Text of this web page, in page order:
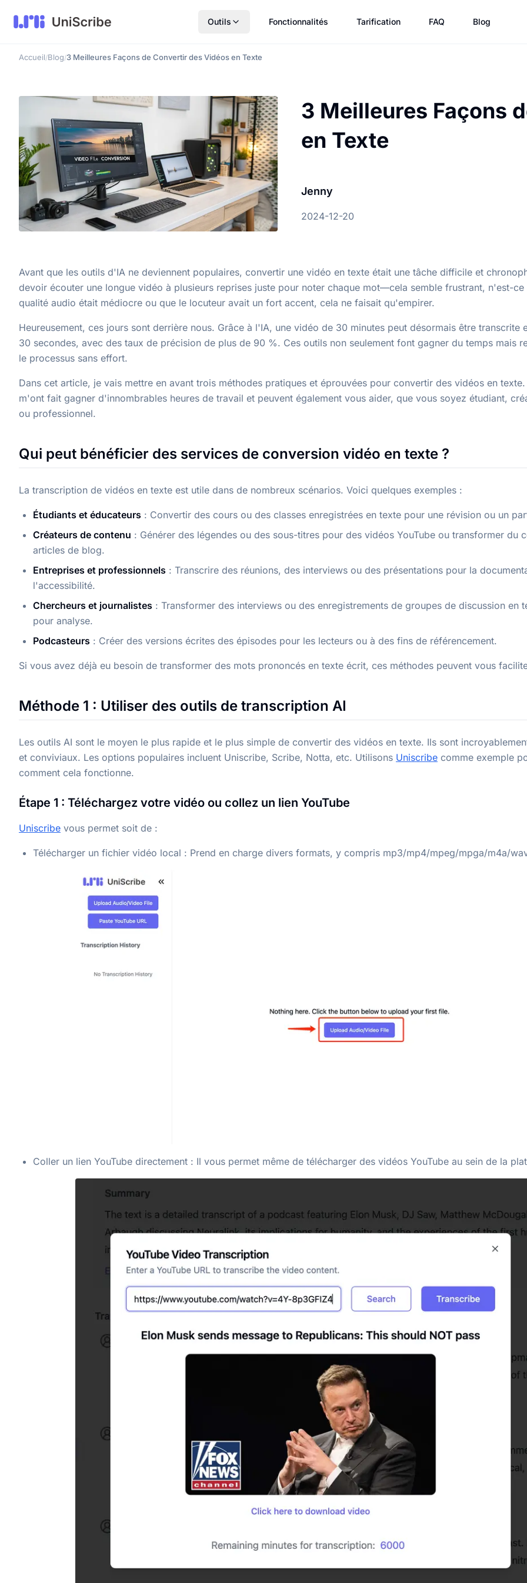
Outils Fonctionnalités Tarification FAQ Blog
Accueil/Blog/3 Meilleures Façons de Convertir des Vidéos en Texte
3 Meilleures Façons
en Texte
Jenny
2024-12-20
Avant que les outils d'IA ne deviennent populaires, convertir une vidéo en texte était une tâche difficile et
devoir écouter une longue vidéo à plusieurs reprises juste pour noter chaque mot—cela semble frustrant, n'est-ce
qualité audio était médiocre ou que le locuteur avait un fort accent, cela ne faisait qu'empirer.
Heureusement, ces jours sont derrière nous. Grâce à l'IA, une vidéo de 30 minutes peut désormais être transcrite
30 secondes, avec des taux de précision de plus de 90 %. Ces outils non seulement font gagner du temps mais
le processus sans effort.
Dans cet article, je vais mettre en avant trois méthodes pratiques et éprouvées pour convertir des vidéos en
m'ont fait gagner d'innombrables heures de travail et peuvent également vous aider, que vous soyez étudiant,
ou professionnel.
Qui peut bénéficier des services de conversion vidéo en texte ?
La transcription de vidéos en texte est utile dans de nombreux scénarios. Voici quelques exemples :
Étudiants et éducateurs : Convertir des cours ou des classes enregistrées en texte pour une révision ou un
Créateurs de contenu : Générer des légendes ou des sous-titres pour des vidéos YouTube ou transformer du
articles de blog.
Entreprises et professionnels : Transcrire des réunions, des interviews ou des présentations pour la
l'accessibilité.
Chercheurs et journalistes : Transformer des interviews ou des enregistrements de groupes de discussion en
pour analyse.
Podcasteurs : Créer des versions écrites des épisodes pour les lecteurs ou à des fins de référencement.
Si vous avez déjà eu besoin de transformer des mots prononcés en texte écrit, ces méthodes peuvent vous
Méthode 1 : Utiliser des outils de transcription AI
Les outils AI sont le moyen le plus rapide et le plus simple de convertir des vidéos en texte. Ils sont
et conviviaux. Les options populaires incluent Uniscribe, Scribe, Notta, etc. Utilisons Uniscribe comme exemple
comment cela fonctionne.
Étape 1 : Téléchargez votre vidéo ou collez un lien YouTube
Uniscribe vous permet soit de :
Télécharger un fichier vidéo local : Prend en charge divers formats, y compris mp3/mp4/mpeg/mpga/m4a/
Coller un lien YouTube directement : Il vous permet même de télécharger des vidéos YouTube au sein de la